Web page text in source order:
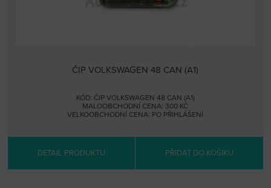
ČIP VOLKSWAGEN 48 CAN (A1)
KÓD: ČIP VOLKSWAGEN 48 CAN (A1)
MALOOBCHODNÍ CENA: 300 KČ
VELKOOBCHODNÍ CENA: PO PŘIHLÁŠENÍ
DETAIL PRODUKTU PŘIDAT DO KOŠÍKU